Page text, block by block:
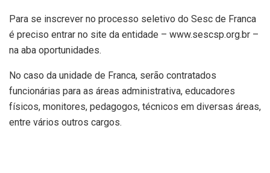
Para se inscrever no processo seletivo do Sesc de Franca
é preciso entrar no site da entidade – www.sescsp.org.br –
na aba oportunidades.
No caso da unidade de Franca, serão contratados
funcionárias para as áreas administrativa, educadores
físicos, monitores, pedagogos, técnicos em diversas áreas,
entre vários outros cargos.